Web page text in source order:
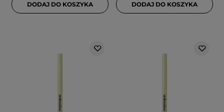
DODAJ DO KOSZYKA DODAJ DO KOSZYKA